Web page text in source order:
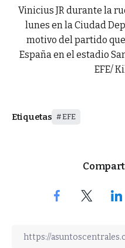
Vinicius JR durante la
lunes en la Ciudad
motivo del partido
España en el estadio
EFE/
Etiquetas EFE